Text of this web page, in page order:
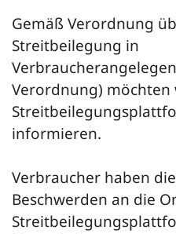
Gemäß Verordnung
Streitbeilegung in
Verordnung) möchten
informieren.
Verbraucher haben
Beschwerden an die